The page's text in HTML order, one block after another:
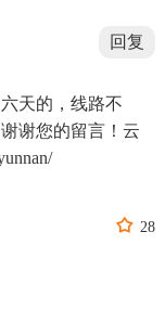
回复
天的，线路不
谢您的留言！云
 28